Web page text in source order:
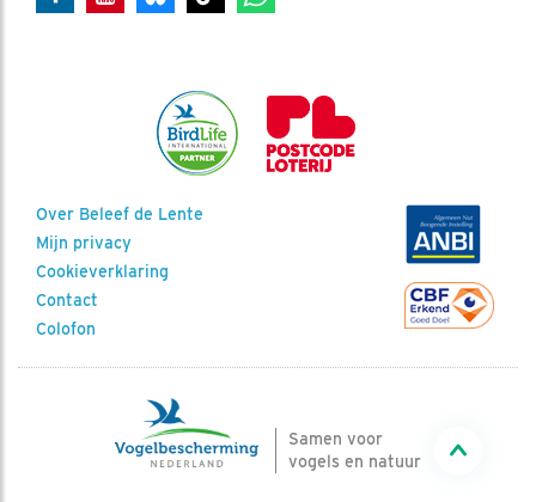
Over Beleef de Lente
Mijn privacy
Cookieverklaring
Contact
Colofon
Samen voor
vogels en natuur